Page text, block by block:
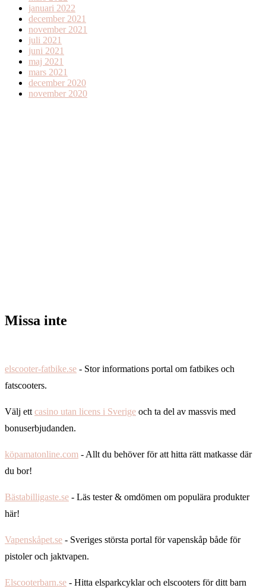
januari 2022
december 2021
november 2021
juli 2021
juni 2021
maj 2021
mars 2021
december 2020
november 2020
Missa inte
elscooter-fatbike.se - Stor informations portal om fatbikes och
fatscooters.
Välj ett casino utan licens i Sverige och ta del av massvis med
bonuserbjudanden.
köpamatonline.com - Allt du behöver för att hitta rätt matkasse där
du bor!
Bästabilligaste.se - Läs tester & omdömen om populära produkter
här!
Vapenskåpet.se - Sveriges största portal för vapenskåp både för
pistoler och jaktvapen.
Elscooterbarn.se - Hitta elsparkcyklar och elscooters för ditt barn